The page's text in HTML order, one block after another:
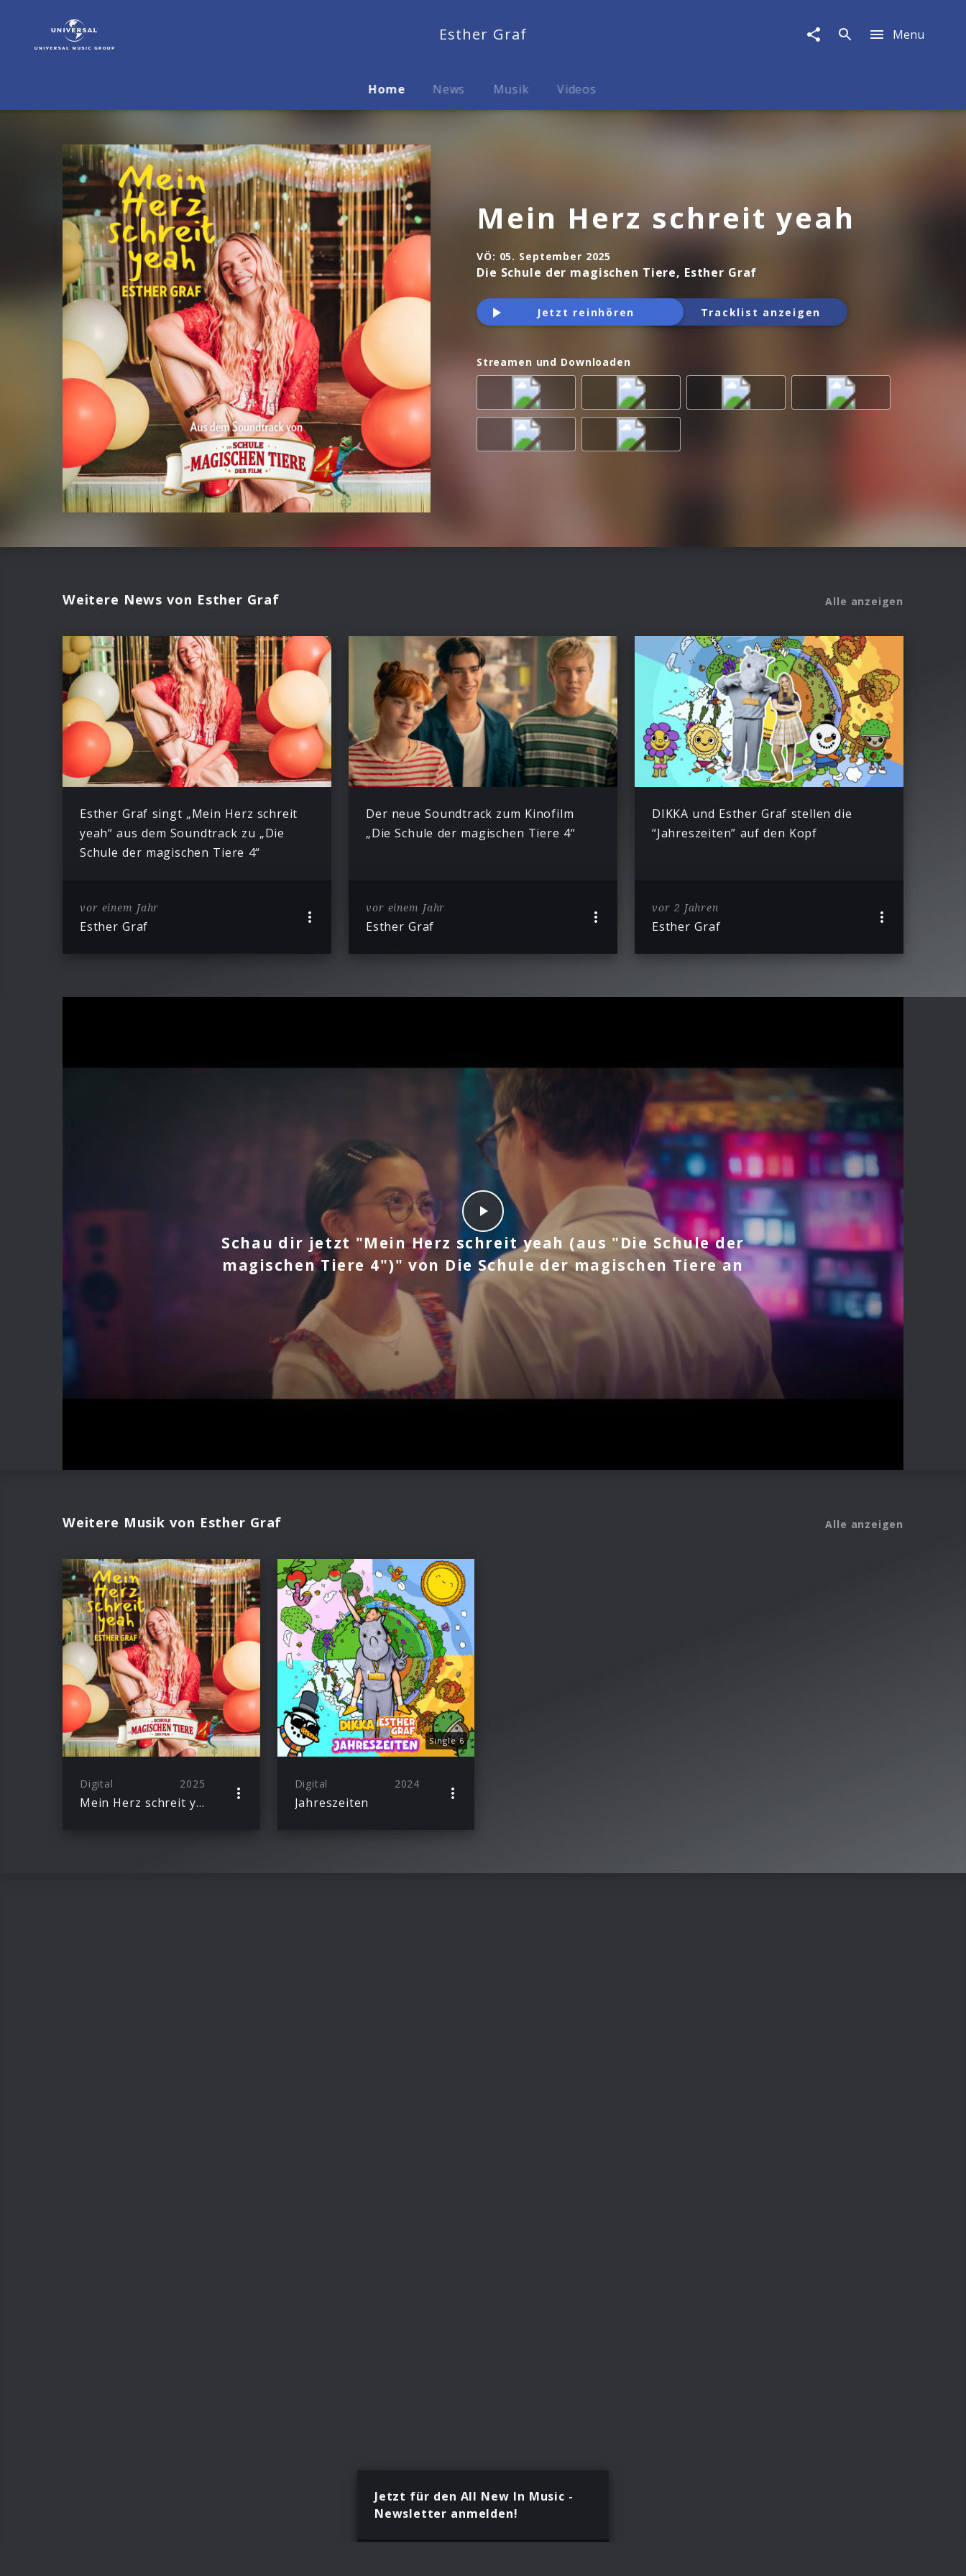
Esther Graf Menu
Home News Musik Videos
Mein Herz schreit yeah
VÖ: 05. September 2025
Die Schule der magischen Tiere, Esther Graf
Jetzt reinhören Tracklist anzeigen
Streamen und Downloaden
Weitere News von Esther Graf Alle anzeigen
Esther Graf singt „Mein Herz schreit
yeah“ aus dem Soundtrack zu „Die
Schule der magischen Tiere 4“
vor einem Jahr
Esther Graf
Der neue Soundtrack zum Kinofilm
„Die Schule der magischen Tiere 4“
vor einem Jahr
Esther Graf
DIKKA und Esther Graf stellen die
“Jahreszeiten” auf den Kopf
vor 2 Jahren
Esther Graf
Schau dir jetzt "Mein Herz schreit yeah (aus "Die Schule der
magischen Tiere 4")" von Die Schule der magischen Tiere an
Weitere Musik von Esther Graf Alle anzeigen
Digital 2025
Mein Herz schreit yeah
Single 6
Digital 2024
Jahreszeiten
Jetzt für den All New In Music -
Newsletter anmelden!